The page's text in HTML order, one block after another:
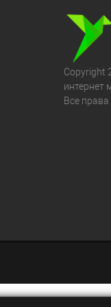
Copyright
интернет
Все